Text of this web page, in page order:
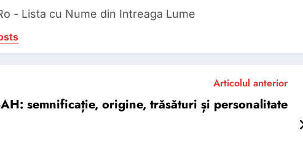
- Lista cu Nume din Intreaga Lume
Articolul anterior
semnificație, origine, trăsături și personalitate